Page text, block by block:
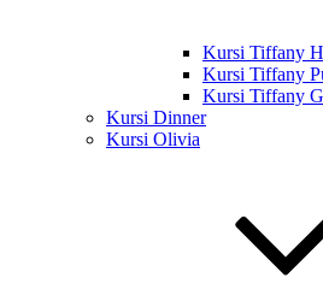
Kursi Tiffany
Kursi Tiffany
Kursi Tiffany
Kursi Dinner
Kursi Olivia